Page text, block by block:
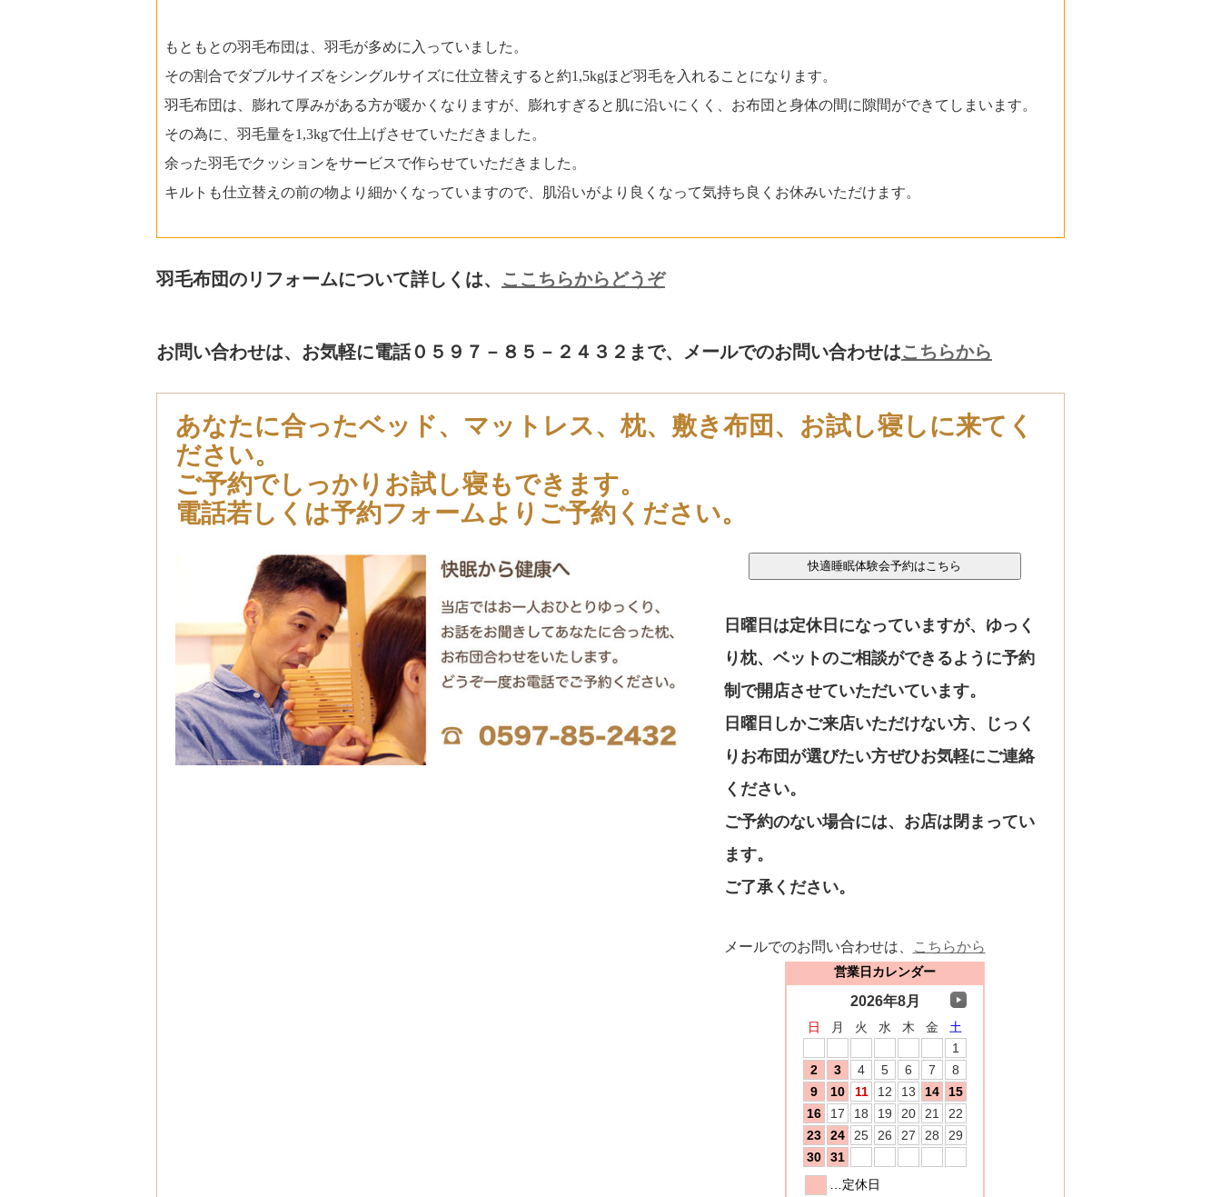
もともとの羽毛布団は、羽毛が多めに入っていました。
その割合でダブルサイズをシングルサイズに仕立替えすると約1,5kgほど羽毛を入れることになります。
羽毛布団は、膨れて厚みがある方が暖かくなりますが、膨れすぎると肌に沿いにくく、お布団と身体の間に隙間ができてしまいます。
その為に、羽毛量を1,3kgで仕上げさせていただきました。
余った羽毛でクッションをサービスで作らせていただきました。
キルトも仕立替えの前の物より細かくなっていますので、肌沿いがより良くなって気持ち良くお休みいただけます。
羽毛布団のリフォームについて詳しくは、 ここちらからどうぞ
お問い合わせは、お気軽に電話０５９７－８５－２４３２まで、メールでのお問い合わせはこちらから
あなたに合ったベッド、マットレス、枕、敷き布団、お試し寝しに来てく
ださい。
ご予約でしっかりお試し寝もできます。
電話若しくは予約フォームよりご予約ください。
日曜日は定休日になっていますが、ゆっく
り枕、ベットのご相談ができるように予約
制で開店させていただいています。
日曜日しかご来店いただけない方、じっく
りお布団が選びたい方ぜひお気軽にご連絡
ください。
ご予約のない場合には、お店は閉まってい
ます。
ご了承ください。
メールでのお問い合わせは、 こちらから